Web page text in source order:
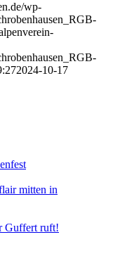
wp-
2024-10-17
mitten in
Guffert ruft!